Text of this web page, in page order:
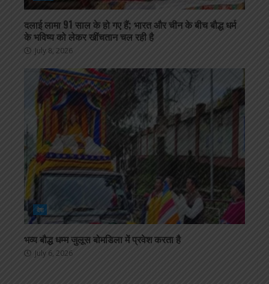
दलाई लामा 91 साल के हो गए हैं; भारत और चीन के बीच बौद्ध धर्म
के भविष्य को लेकर खींचतान चल रही है
July 8, 2026
देश
भव्य बौद्ध धम्म जुलूस बोमडिला में प्रवेश करता है
July 6, 2026